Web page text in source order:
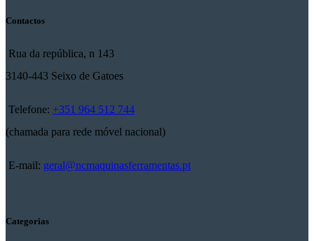
Contactos
Rua da república, n 143
3140-443 Seixo de Gatoes
Telefone: +351 964 512 744
(chamada para rede móvel nacional)
E-mail: geral@ncmaquinasferramentas.pt
Categorias